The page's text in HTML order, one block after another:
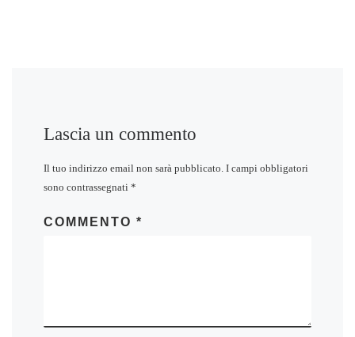
Lascia un commento
Il tuo indirizzo email non sarà pubblicato. I campi obbligatori
sono contrassegnati *
COMMENTO *